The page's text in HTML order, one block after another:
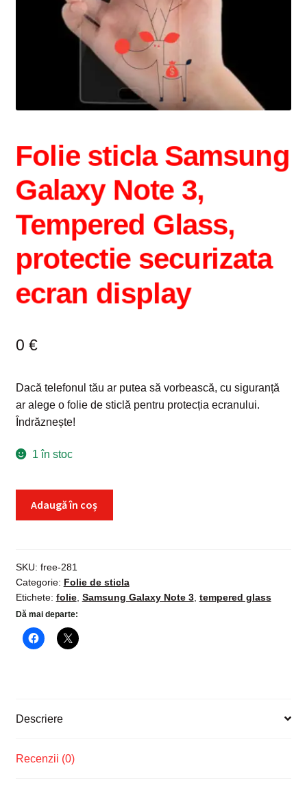
Folie sticla Samsung
Galaxy Note 3,
Tempered Glass,
protectie securizata
ecran display
0 €
Dacă telefonul tău ar putea să vorbească, cu siguranță
ar alege o folie de sticlă pentru protecția ecranului.
Îndrăznește!
1 în stoc
Galaxy
Note
3,
Tempered
Glass,
protectie
Adaugă în coș
SKU: free-281
Categorie: Folie de sticla
Etichete: folie, Samsung Galaxy Note 3, tempered glass
Dă mai departe:
Descriere
Recenzii (0)